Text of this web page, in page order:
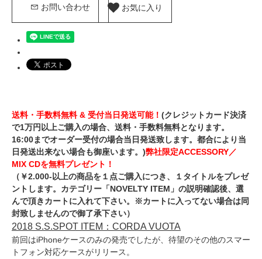
お問い合わせ お気に入り
送料・手数料無料 & 受付当日発送可能！ (クレジットカード決済
で1万円以上ご購入の場合、送料・手数料無料となります。
16:00までオーダー受付の場合当日発送致します。都合により当
日発送出来ない場合も御座います。)弊社限定ACCESSORY／
MIX CDを無料プレゼント！
（￥2.000-以上の商品を１点ご購入につき、１タイトルをプレゼ
ントします。カテゴリー「NOVELTY ITEM」の説明確認後、選
んで頂きカートに入れて下さい。※カートに入ってない場合は同
封致しませんので御了承下さい）
2018 S.S.SPOT ITEM：CORDA VUOTA
前回はiPhoneケースのみの発売でしたが、待望のその他のスマー
トフォン対応ケースがリリース。